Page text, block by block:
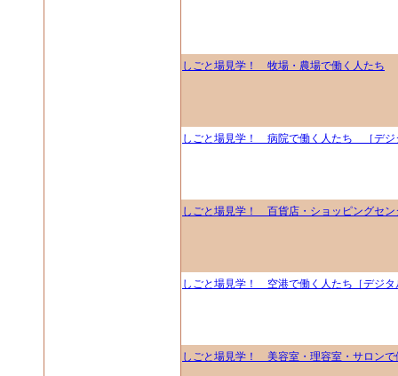
しごと場見学！ 牧場・農場で働く人たち
しごと場見学！ 病院で働く人たち ［デジ
しごと場見学！ 百貨店・ショッピングセン
しごと場見学！ 空港で働く人たち［デジタ
しごと場見学！ 美容室・理容室・サロンで